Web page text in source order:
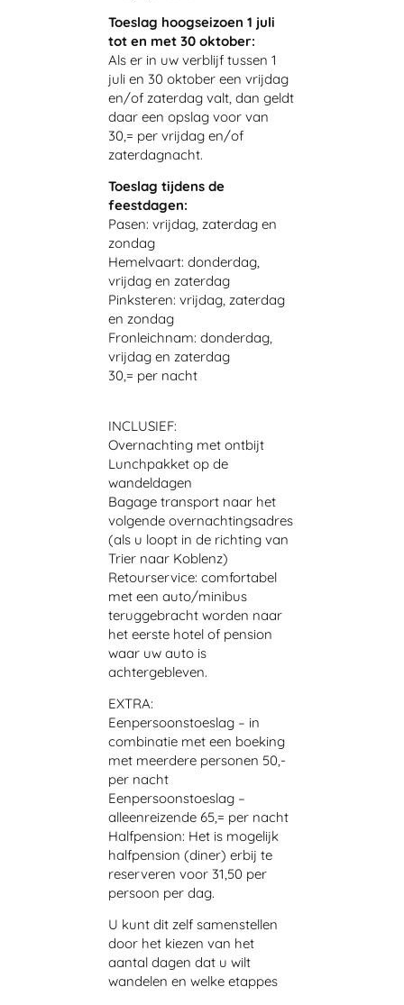
Toeslag hoogseizoen 1 juli
tot en met 30 oktober:
Als er in uw verblijf tussen 1
juli en 30 oktober een vrijdag
en/of zaterdag valt, dan geldt
daar een opslag voor van
30,= per vrijdag en/of
zaterdagnacht.
Toeslag tijdens de
feestdagen:
Pasen: vrijdag, zaterdag en
zondag
Hemelvaart: donderdag,
vrijdag en zaterdag
Pinksteren: vrijdag, zaterdag
en zondag
Fronleichnam: donderdag,
vrijdag en zaterdag
30,= per nacht
INCLUSIEF:
Overnachting met ontbijt
Lunchpakket op de
wandeldagen
Bagage transport naar het
volgende overnachtingsadres
(als u loopt in de richting van
Trier naar Koblenz)
Retourservice: comfortabel
met een auto/minibus
teruggebracht worden naar
het eerste hotel of pension
waar uw auto is
achtergebleven.
EXTRA:
Eenpersoonstoeslag – in
combinatie met een boeking
met meerdere personen 50,-
per nacht
Eenpersoonstoeslag –
alleenreizende 65,= per nacht
Halfpension: Het is mogelijk
halfpension (diner) erbij te
reserveren voor 31,50 per
persoon per dag.
U kunt dit zelf samenstellen
door het kiezen van het
aantal dagen dat u wilt
wandelen en welke etappes